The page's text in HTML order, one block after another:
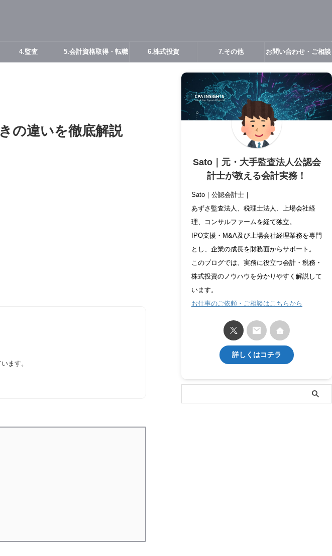
4.監査 5.会計資格取得・転職 6.株式投資 7.その他 お問い合わせ・ご相談
の違いを徹底解説
ます。
Sato｜元・大手監査法人公認会
計士が教える会計実務！
Sato｜公認会計士｜
あずさ監査法人、税理士法人、上場会社経
理、コンサルファームを経て独立。
IPO支援・M&A及び上場会社経理業務を専門
とし、企業の成長を財務面からサポート。
このブログでは、実務に役立つ会計・税務・
株式投資のノウハウを分かりやすく解説して
います。
お仕事のご依頼・ご相談はこちらから
詳しくはコチラ